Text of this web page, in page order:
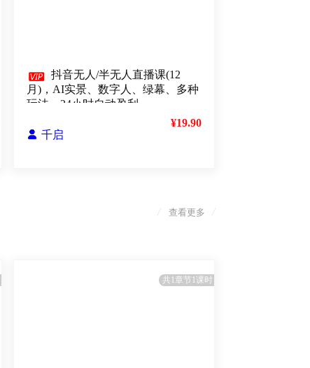
 抖音无人/半无人直播课(12
月)，AI实景、数字人、绿幕、多种
玩法、24小时自动盈利
 千启
¥19.90
查看更多
共1章节1课时